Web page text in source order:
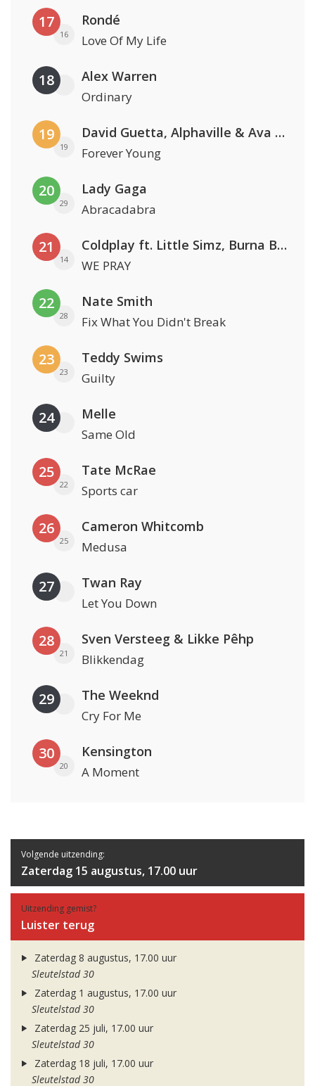
17
16
Rondé
Love Of My Life
18 Alex Warren
Ordinary
19
19
David Guetta, Alphaville & Ava Max
Forever Young
20
29
Lady Gaga
Abracadabra
21
14
Coldplay ft. Little Simz, Burna Boy, Elyanna & Tini
WE PRAY
22
28
Nate Smith
Fix What You Didn't Break
23
23
Teddy Swims
Guilty
24 Melle
Same Old
25
22
Tate McRae
Sports car
26
25
Cameron Whitcomb
Medusa
27 Twan Ray
Let You Down
28
21
Sven Versteeg & Likke Pêhp
Blikkendag
29 The Weeknd
Cry For Me
30
20
Kensington
A Moment
Volgende uitzending:
Zaterdag 15 augustus, 17.00 uur
Uitzending gemist?
Luister terug
Zaterdag 8 augustus, 17.00 uur
Sleutelstad 30
Zaterdag 1 augustus, 17.00 uur
Sleutelstad 30
Zaterdag 25 juli, 17.00 uur
Sleutelstad 30
Zaterdag 18 juli, 17.00 uur
Sleutelstad 30